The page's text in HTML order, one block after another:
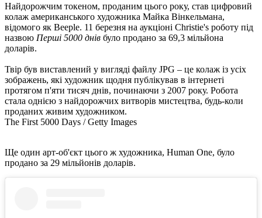
Найдорожчим токеном, проданим цього року, став цифровий
колаж американського художника Майка Вінкельмана,
відомого як Beeple. 11 березня на аукціоні Christie's роботу під
назвою Перші 5000 днів було продано за 69,3 мільйона
доларів.
Твір був виставлений у вигляді файлу JPG – це колаж із усіх
зображень, які художник щодня публікував в інтернеті
протягом п'яти тисяч днів, починаючи з 2007 року. Робота
стала однією з найдорожчих витворів мистецтва, будь-коли
проданих живим художником.
The First 5000 Days / Getty Images
Ще один арт-об'єкт цього ж художника, Human One, було
продано за 29 мільйонів доларів.